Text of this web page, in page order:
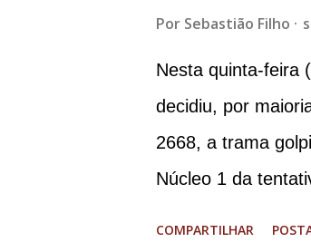
Por Sebastião Filho
Nesta quinta-feira
decidiu, por
2668, a trama
Núcleo 1 da
COMPARTILHAR